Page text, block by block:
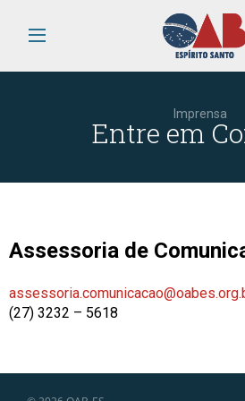
Imprensa
Entre em
Assessoria de
(27) 3232 – 5618